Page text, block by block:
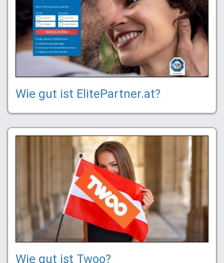
Wie gut ist ElitePartner.at?
Wie gut ist Twoo?